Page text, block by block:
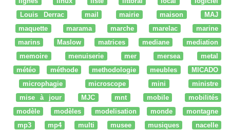
Louis Derrac
mail mairie maison
MAJ
maquette
marama marche marelac
marine
marins
Maslow matrices mediane
mediation
memoire
menuiserie mer mersea
metal
météo
méthode methodologie meubles
MICADO
microphagie
microscope mini
ministre
mise à jour
MJC mnt mobile
mobilités
modèle
modèles modelisation monde
montagne
mp3
mp4 multi musee musiques
nacelle